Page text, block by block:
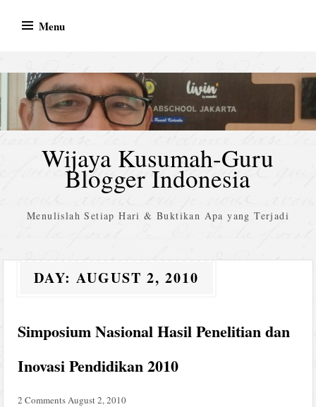
Menu
Wijaya Kusumah-Guru
Blogger Indonesia
Menulislah Setiap Hari & Buktikan Apa yang Terjadi
DAY:AUGUST 2, 2010
Simposium Nasional Hasil Penelitian dan
Inovasi Pendidikan 2010
2 Comments August 2, 2010